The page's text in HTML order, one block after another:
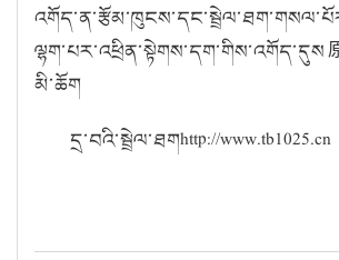
ལྷག་པར་འཕྲིན་སྟེགས་དག་གིས་འགོད་དུས
མི་ཆོག
དྲ་བའི་སྦྲེལ་ཐགhttp://www.tb1025.cn